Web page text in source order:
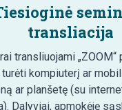
transliacija
transliuojami „ZOOM“
turėti kompiuterį ar
ar planšetę (su
Dalyviai, apmokėję